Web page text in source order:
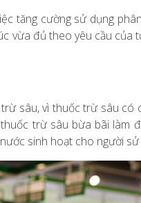
tăng cường sử dụng
vừa đủ theo yêu cầu của
sâu, vì thuốc trừ sâu
trừ sâu bừa bãi làm
sinh hoạt cho người sử